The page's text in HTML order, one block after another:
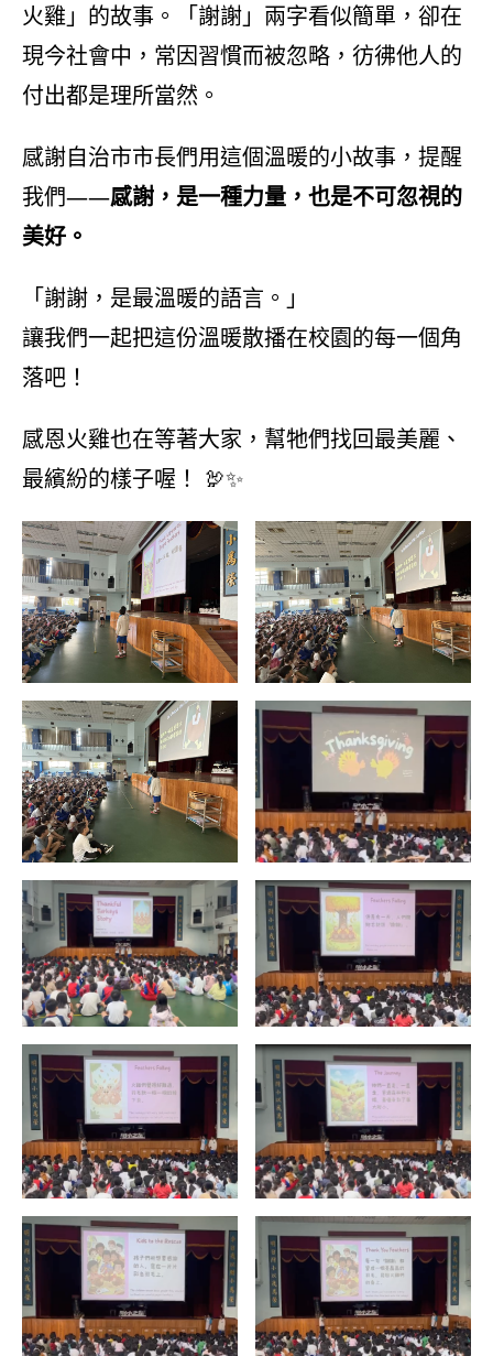
火雞」的故事。「謝謝」兩字看似簡單，卻在
現今社會中，常因習慣而被忽略，彷彿他人的
付出都是理所當然。
感謝自治市市長們用這個溫暖的小故事，提醒
我們——感謝，是一種力量，也是不可忽視的
美好。
「謝謝，是最溫暖的語言。」
讓我們一起把這份溫暖散播在校園的每一個角
落吧！
感恩火雞也在等著大家，幫牠們找回最美麗、
最繽紛的樣子喔！ 🦃✨